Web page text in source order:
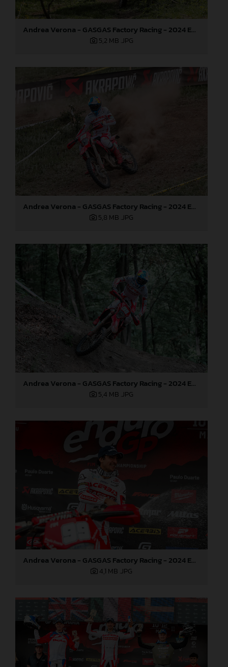
Andrea Verona - GASGAS Factory Racing - 2024 EnduroGP World Championship - Round 3, Romania
5,2 MB .JPG
Andrea Verona - GASGAS Factory Racing - 2024 EnduroGP World Championship - Round 3, Romania
5,8 MB .JPG
Andrea Verona - GASGAS Factory Racing - 2024 EnduroGP World Championship - Round 3, Romania
5,4 MB .JPG
Andrea Verona - GASGAS Factory Racing - 2024 EnduroGP World Championship - Round 3, Romania
4,1 MB .JPG